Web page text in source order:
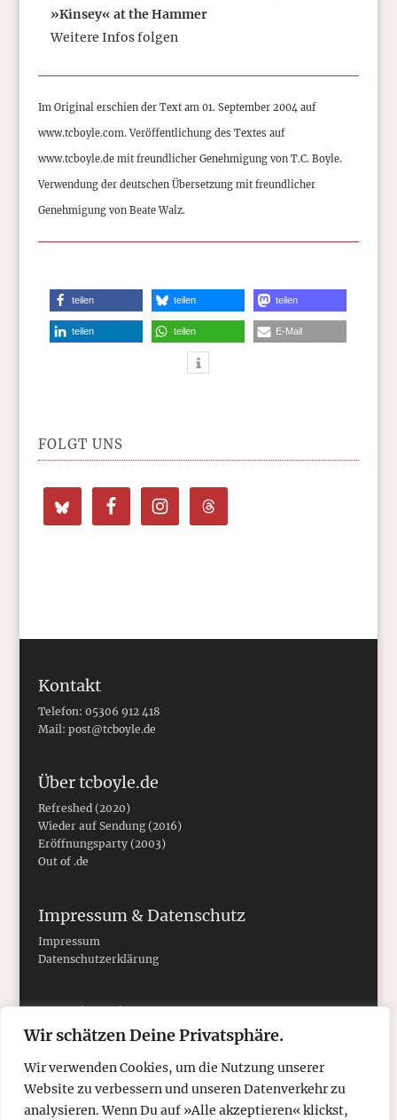
Wir schätzen Deine Privatsphäre.
Wir verwenden Cookies, um die Nutzung unserer
Website zu verbessern und unseren Datenverkehr zu
analysieren. Wenn Du auf »Alle akzeptieren« klickst,
»Kinsey« at the Hammer
Weitere Infos folgen
Im Original erschien der Text am 01. September 2004 auf
www.tcboyle.com. Veröffentlichung des Textes auf
www.tcboyle.de mit freundlicher Genehmigung von T.C. Boyle.
Verwendung der deutschen Übersetzung mit freundlicher
Genehmigung von Beate Walz.
teilen teilen teilen
teilen teilen E-Mail
FOLGT UNS
Kontakt
Telefon: 05306 912 418
Mail: post@tcboyle.de
Über tcboyle.de
Refreshed (2020)
Wieder auf Sendung (2016)
Eröffnungsparty (2003)
Out of .de
Impressum & Datenschutz
Impressum
Datenschutzerklärung
Social Media